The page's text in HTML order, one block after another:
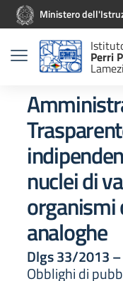
Vai ai contenuti
Vai al menu di navigazione
Vai al footerMinistero
Perri
nuclei di
organismi
analoghe
Dlgs 33/2013
Obblighi di